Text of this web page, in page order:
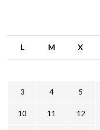
L M X
3 4 5
10 11 12